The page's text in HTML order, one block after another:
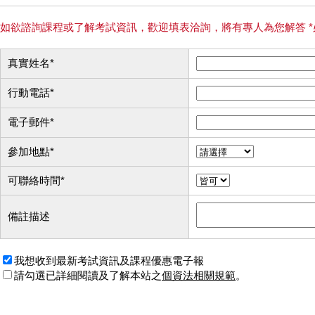
如欲諮詢課程或了解考試資訊，歡迎填表洽詢，將有專人為您解答
真實姓名*
行動電話*
電子郵件*
參加地點*
可聯絡時間*
備註描述
我想收到最新考試資訊及課程優惠電子報
請勾選已詳細閱讀及了解本站之個資法相關規範。